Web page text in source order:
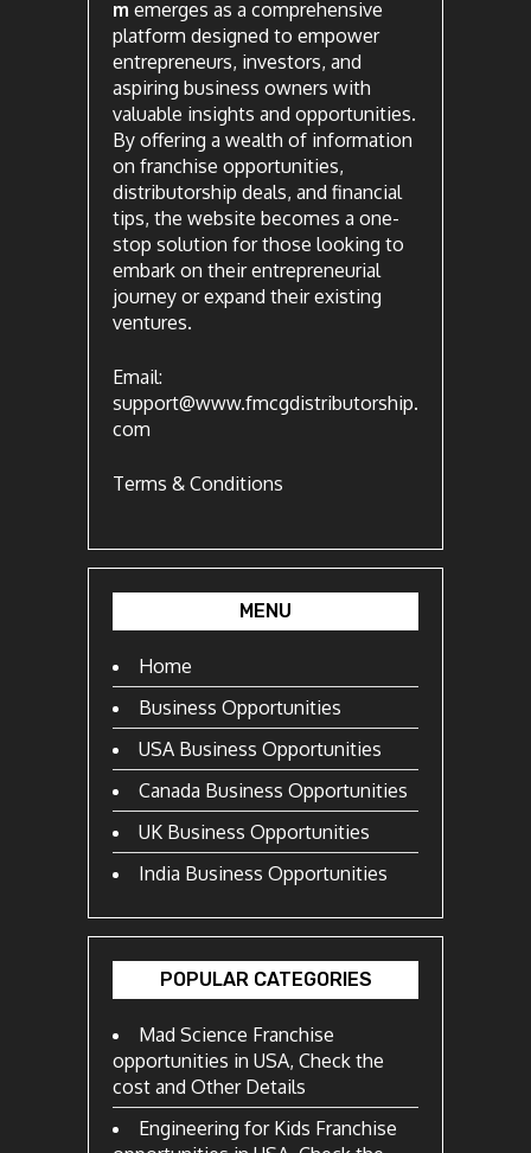
m emerges as a comprehensive
platform designed to empower
entrepreneurs, investors, and
aspiring business owners with
valuable insights and opportunities.
By offering a wealth of information
on franchise opportunities,
distributorship deals, and financial
tips, the website becomes a one-
stop solution for those looking to
embark on their entrepreneurial
journey or expand their existing
ventures.
Email:
support@www.fmcgdistributorship.
com
Terms & Conditions
MENU
Home
Business Opportunities
USA Business Opportunities
Canada Business Opportunities
UK Business Opportunities
India Business Opportunities
POPULAR CATEGORIES
Mad Science Franchise
opportunities in USA, Check the
cost and Other Details
Engineering for Kids Franchise